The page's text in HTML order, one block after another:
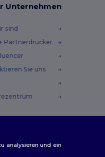
Unternehmen
sind
Partnerdrucker
Sie uns
analysieren und ein